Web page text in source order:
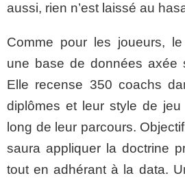
aussi, rien n’est laissé au
Comme pour les joueurs,
une base de données axée
Elle recense 350 coachs
diplômes et leur style de jeu
long de leur parcours.
saura appliquer la doctrine
tout en adhérant à la data.